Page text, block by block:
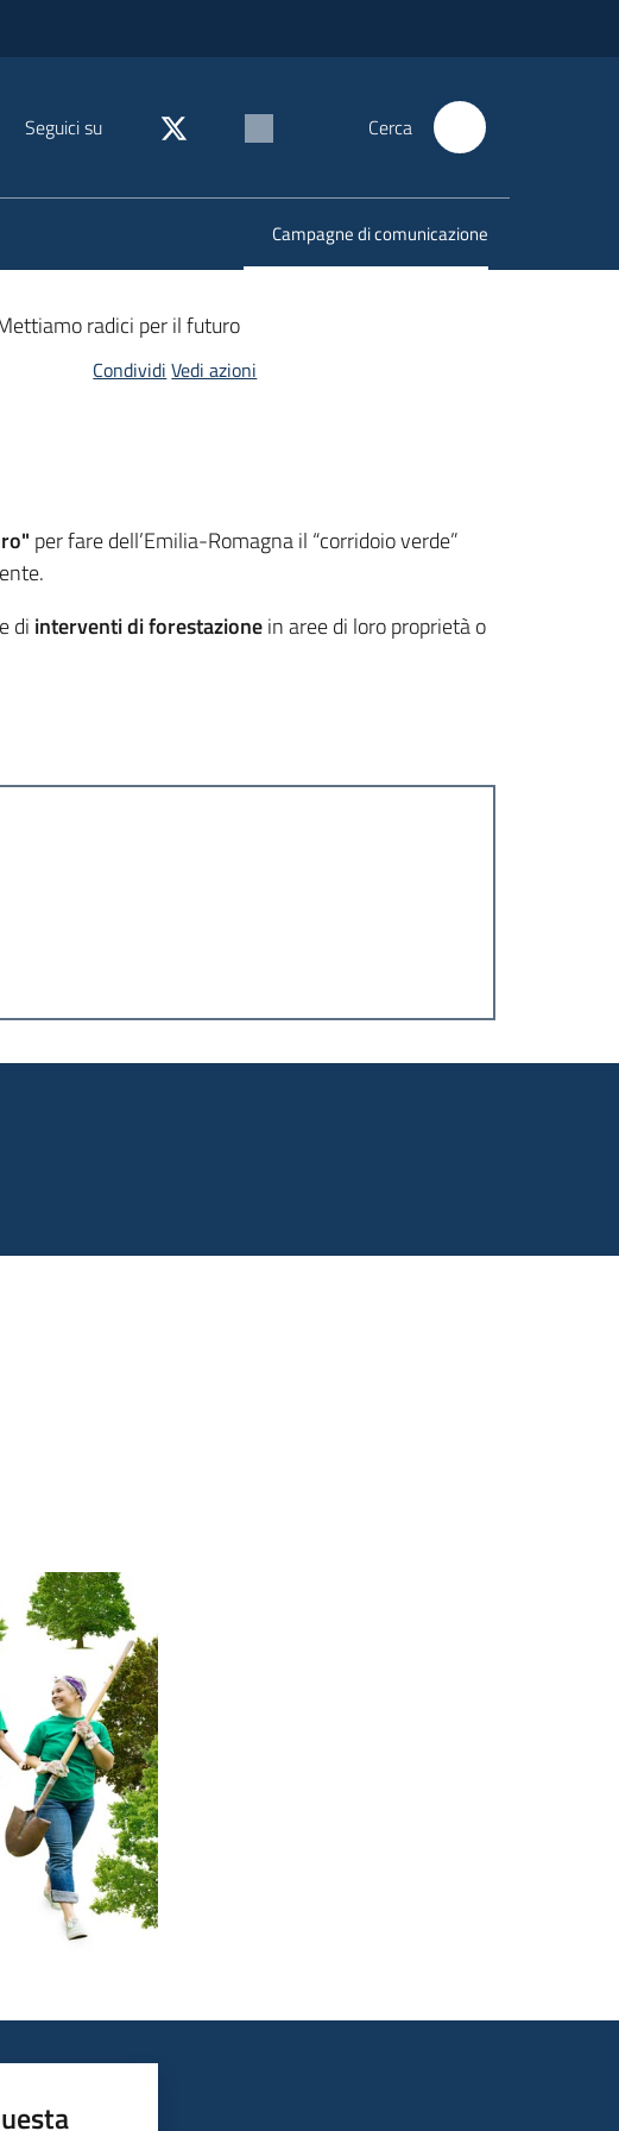
Seguici su Cerca
Campagne di comunicazione
Menu selezionato
radici per il futuro
Condividi Vedi azioni
per fare dell’Emilia-Romagna il “corridoio verde”
di interventi di forestazionein aree di loro proprietà o